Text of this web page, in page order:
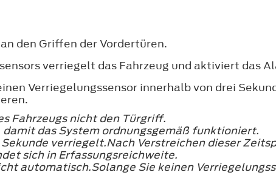
den Griffen der Vordertüren.
verriegelt das Fahrzeug und aktiviert das
Verriegelungssensor innerhalb von drei
Fahrzeugs nicht den Türgriff.
das System ordnungsgemäß funktioniert.
verriegelt.Nach Verstreichen dieser
sich in Erfassungsreichweite.
automatisch.Solange Sie keinen